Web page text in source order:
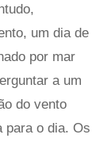
um dia de
por mar
a um
do vento
para o dia. Os